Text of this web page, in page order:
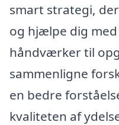
smart strategi,
og hjælpe dig
håndværker til
sammenligne
en bedre
kvaliteten af